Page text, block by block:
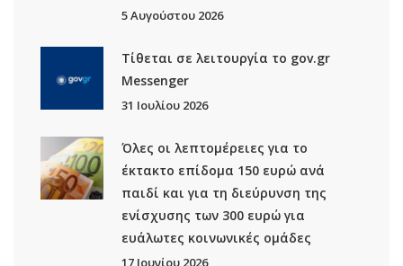
5 Αυγούστου 2026
Τίθεται σε λειτουργία το gov.gr
Μessenger
31 Ιουλίου 2026
Όλες οι λεπτομέρειες για το
έκτακτο επίδομα 150 ευρώ ανά
παιδί και για τη διεύρυνση της
ενίσχυσης των 300 ευρώ για
ευάλωτες κοινωνικές ομάδες
17 Ιουνίου 2026